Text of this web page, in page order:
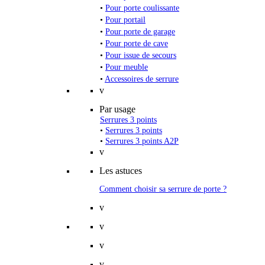
• Pour porte coulissante
• Pour portail
• Pour porte de garage
• Pour porte de cave
• Pour issue de secours
• Pour meuble
• Accessoires de serrure
v
Par usage
Serrures 3 points
• Serrures 3 points
• Serrures 3 points A2P
v
Les astuces
Comment choisir sa serrure de porte ?
v
v
v